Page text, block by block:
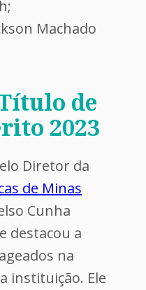
Machado
de
2023
Diretor da
de Minas
Cunha
destacou a
na
instituição. Ele